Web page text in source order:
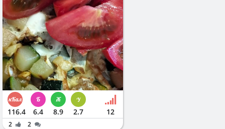
116.4 6.4 8.9 2.7 12
2
2